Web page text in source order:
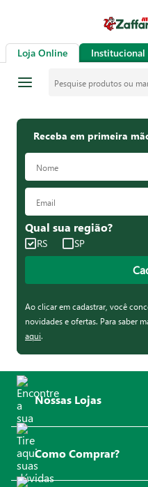
Loja Online Institucional
Receba em primeira
Qual sua região?
RS SP
Ao clicar em cadastrar, você
novidades e ofertas. Para saber
aqui.
Nossas Lojas
Como Comprar?